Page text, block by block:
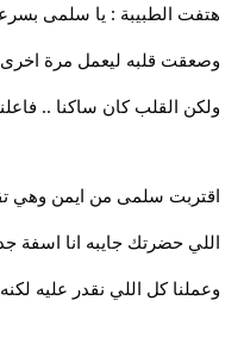
هتفت الطبيبة : يا سلمى
وصعقت قلبه ليعمل مرة
ولكن القلب كان ساكنا ..
اقتربت سلمى من ايمن وهي
اللي حضرتك جايبه انا اسفة
وعملنا كل اللي نقدر عليه